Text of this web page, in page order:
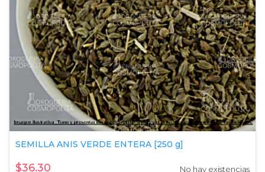
SEMILLA ANIS VERDE ENTERA [250 g]
$36.30 No hay existencias